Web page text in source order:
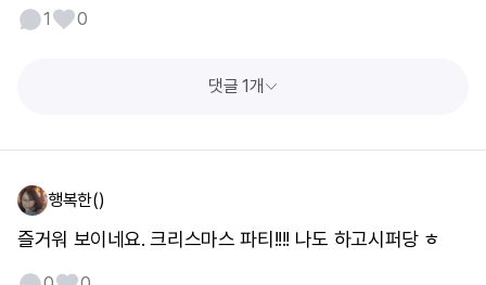
1 0
댓글 1개
행복한()
즐거워 보이네요. 크리스마스 파티!!!! 나도 하고시퍼당 ㅎ